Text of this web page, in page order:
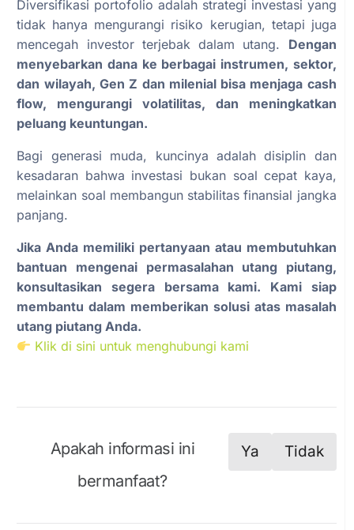
Diversifikasi portofolio adalah strategi investasi yang
tidak hanya mengurangi risiko kerugian, tetapi juga
mencegah investor terjebak dalam utang. Dengan
menyebarkan dana ke berbagai instrumen, sektor,
dan wilayah, Gen Z dan milenial bisa menjaga cash
flow, mengurangi volatilitas, dan meningkatkan
peluang keuntungan.
Bagi generasi muda, kuncinya adalah disiplin dan
kesadaran bahwa investasi bukan soal cepat kaya,
melainkan soal membangun stabilitas finansial jangka
panjang.
Jika Anda memiliki pertanyaan atau membutuhkan
bantuan mengenai permasalahan utang piutang,
konsultasikan segera bersama kami. Kami siap
membantu dalam memberikan solusi atas masalah
utang piutang Anda.
Klik di sini untuk menghubungi kami
Apakah informasi ini
bermanfaat?
Ya Tidak